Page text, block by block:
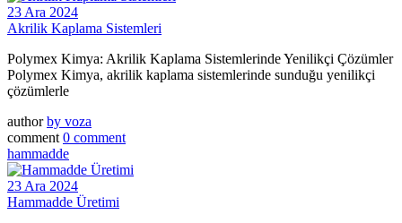
23 Ara 2024
Akrilik Kaplama Sistemleri
Polymex Kimya: Akrilik Kaplama Sistemlerinde Yenilikçi Çözümler
Polymex Kimya, akrilik kaplama sistemlerinde sunduğu yenilikçi
çözümlerle
authorby voza
comment 0 comment
hammadde
23 Ara 2024
Hammadde Üretimi